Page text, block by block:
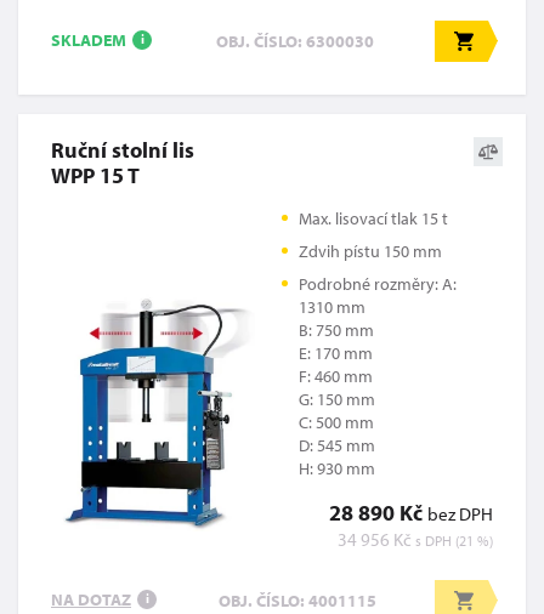
SKLADEM i OBJ. ČÍSLO: 6300030
Ruční stolní lis
WPP 15 T
Max. lisovací tlak 15 t
Zdvih pístu 150 mm
Podrobné rozměry: A:
1310 mm
B: 750 mm
E: 170 mm
F: 460 mm
G: 150 mm
C: 500 mm
D: 545 mm
H: 930 mm
28 890 Kč bez DPH
34 956 Kč s DPH (21 %)
NA DOTAZ i OBJ. ČÍSLO: 4001115